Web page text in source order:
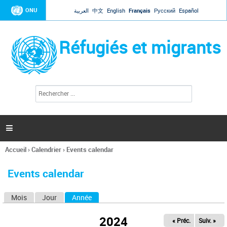
Jump to navigation
ONU العربية 中文 English Français Русский Español
Réfugiés et migrants
l
c
h
e

Vous
ici
Accueil›Calendrier› Events calendar
Events calendar
Mois Jour Année
2024 « Préc. Suiv. »